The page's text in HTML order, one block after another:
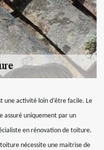
une activité loin d’être facile. Le
uniquement par un
en rénovation de toiture.
nécessite une maitrise de